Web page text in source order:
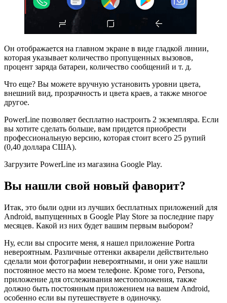
Он отображается на главном экране в виде гладкой линии,
которая указывает количество пропущенных вызовов,
процент заряда батареи, количество сообщений и т. д.
Что еще? Вы можете вручную установить уровни цвета,
внешний вид, прозрачность и цвета краев, а также многое
другое.
PowerLine позволяет бесплатно настроить 2 экземпляра. Если
вы хотите сделать больше, вам придется приобрести
профессиональную версию, которая стоит всего 25 рупий
(0,40 доллара США).
Загрузите PowerLine из магазина Google Play.
Вы нашли свой новый фаворит?
Итак, это были одни из лучших бесплатных приложений для
Android, выпущенных в Google Play Store за последние пару
месяцев. Какой из них будет вашим первым выбором?
Ну, если вы спросите меня, я нашел приложение Portra
невероятным. Различные оттенки акварели действительно
сделали мои фотографии невероятными, и они уже нашли
постоянное место на моем телефоне. Кроме того, Persona,
приложение для отслеживания местоположения, также
должно быть постоянным приложением на вашем Android,
особенно если вы путешествуете в одиночку.